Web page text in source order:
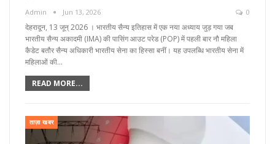
Admin Jun 13, 2026 0
देहरादून, 13 जून्‌ 2026 । भारतीय सैन्य इतिहास में एक नया अध्याय जुड़ गया जब
भारतीय सैन्य अकादमी (IMA) की पासिंग आउट परेड (POP) में पहली बार नौ महिला
कैडेट बतौर सैन्य अधिकारी भारतीय सेना का हिस्सा बनीं। यह उपलब्धि भारतीय सेना में
महिलाओं की…
READ MORE...
ताज़ा खबर